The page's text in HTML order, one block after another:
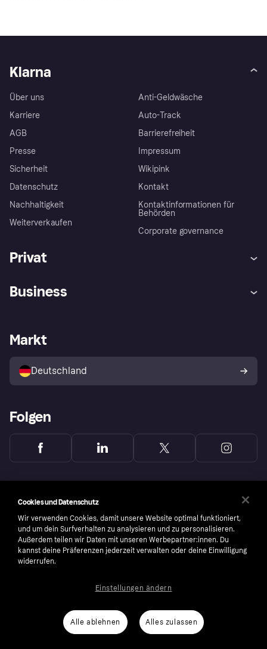
Klarna
Über uns
Karriere
AGB
Presse
Sicherheit
Datenschutz
Nachhaltigkeit
Weiterverkaufen
Anti-Geldwäsche
Auto-Track
Barrierefreiheit
Impressum
Wikipink
Kontakt
Kontaktinformationen für
Behörden
Corporate governance
Privat
Klarna App
Shops entdecken
Käuferschutzrichtlinie
Dein Widerrufsrecht
Business
Händlerportal
Markt
Deutschland
Folgen
number: 556737-0431
Nutzungsbedingungen CookiesKlarna.com
Cookies und Datenschutz
Wir verwenden Cookies, damit unsere Website optimal funktioniert,
und um dein Surfverhalten zu analysieren und zu personalisieren.
Außerdem teilen wir Daten mit unseren Werbepartner:innen. Du
kannst deine Präferenzen jederzeit verwalten oder deine Einwilligung
widerrufen.
Alle ablehnen Alles zulassen
Einstellungen ändern